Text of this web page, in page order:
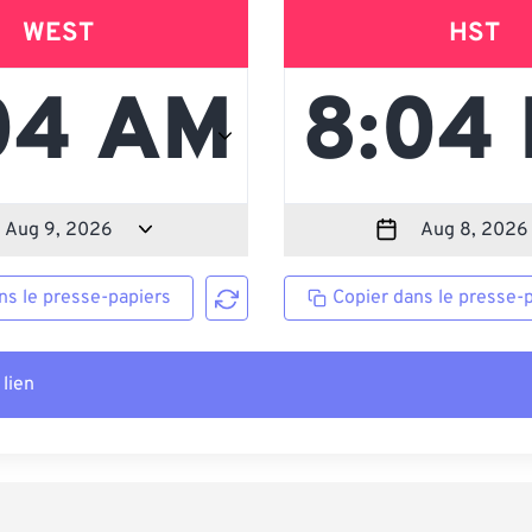
WEST
le presse-papiers
HST
Copier dans le presse-